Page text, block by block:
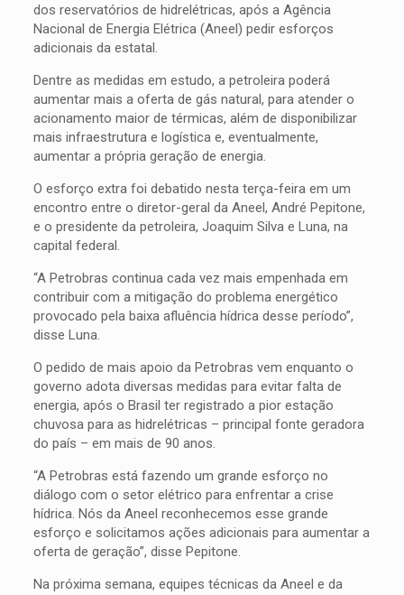
dos reservatórios de hidrelétricas, após a Agência
Nacional de Energia Elétrica (Aneel) pedir esforços
adicionais da estatal.
Dentre as medidas em estudo, a petroleira poderá
aumentar mais a oferta de gás natural, para atender o
acionamento maior de térmicas, além de disponibilizar
mais infraestrutura e logística e, eventualmente,
aumentar a própria geração de energia.
O esforço extra foi debatido nesta terça-feira em um
encontro entre o diretor-geral da Aneel, André Pepitone,
e o presidente da petroleira, Joaquim Silva e Luna, na
capital federal.
“A Petrobras continua cada vez mais empenhada em
contribuir com a mitigação do problema energético
provocado pela baixa afluência hídrica desse período”,
disse Luna.
O pedido de mais apoio da Petrobras vem enquanto o
governo adota diversas medidas para evitar falta de
energia, após o Brasil ter registrado a pior estação
chuvosa para as hidrelétricas – principal fonte geradora
do país – em mais de 90 anos.
“A Petrobras está fazendo um grande esforço no
diálogo com o setor elétrico para enfrentar a crise
hídrica. Nós da Aneel reconhecemos esse grande
esforço e solicitamos ações adicionais para aumentar a
oferta de geração”, disse Pepitone.
Na próxima semana, equipes técnicas da Aneel e da